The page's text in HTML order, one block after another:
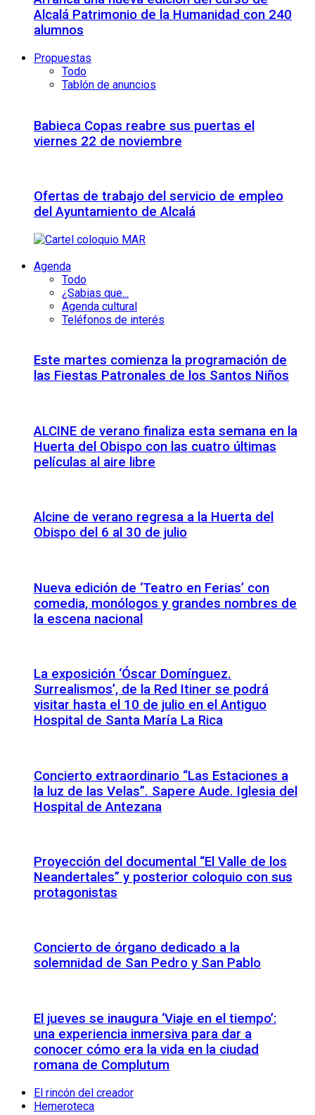
Alcalá Patrimonio de la Humanidad con 240
alumnos
Propuestas
Todo
Tablón de anuncios
Babieca Copas reabre sus puertas el
viernes 22 de noviembre
Ofertas de trabajo del servicio de empleo
del Ayuntamiento de Alcalá
Agenda
Todo
¿Sabias que...
Agenda cultural
Teléfonos de interés
Este martes comienza la programación de
las Fiestas Patronales de los Santos Niños
ALCINE de verano finaliza esta semana en la
Huerta del Obispo con las cuatro últimas
películas al aire libre
Alcine de verano regresa a la Huerta del
Obispo del 6 al 30 de julio
Nueva edición de ‘Teatro en Ferias’ con
comedia, monólogos y grandes nombres de
la escena nacional
La exposición ‘Óscar Domínguez.
Surrealismos’, de la Red Itiner se podrá
visitar hasta el 10 de julio en el Antiguo
Hospital de Santa María La Rica
Concierto extraordinario “Las Estaciones a
la luz de las Velas”. Sapere Aude. Iglesia del
Hospital de Antezana
Proyección del documental “El Valle de los
Neandertales” y posterior coloquio con sus
protagonistas
Concierto de órgano dedicado a la
solemnidad de San Pedro y San Pablo
El jueves se inaugura ‘Viaje en el tiempo’:
una experiencia inmersiva para dar a
conocer cómo era la vida en la ciudad
romana de Complutum
El rincón del creador
Hemeroteca